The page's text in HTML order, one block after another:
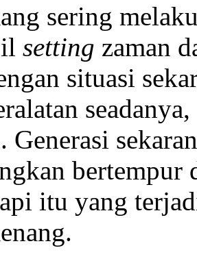
sering
setting zaman
situasi
Generasi
bertempur
itu yang